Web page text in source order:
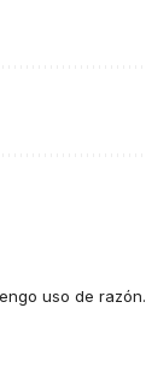
uso de razón.